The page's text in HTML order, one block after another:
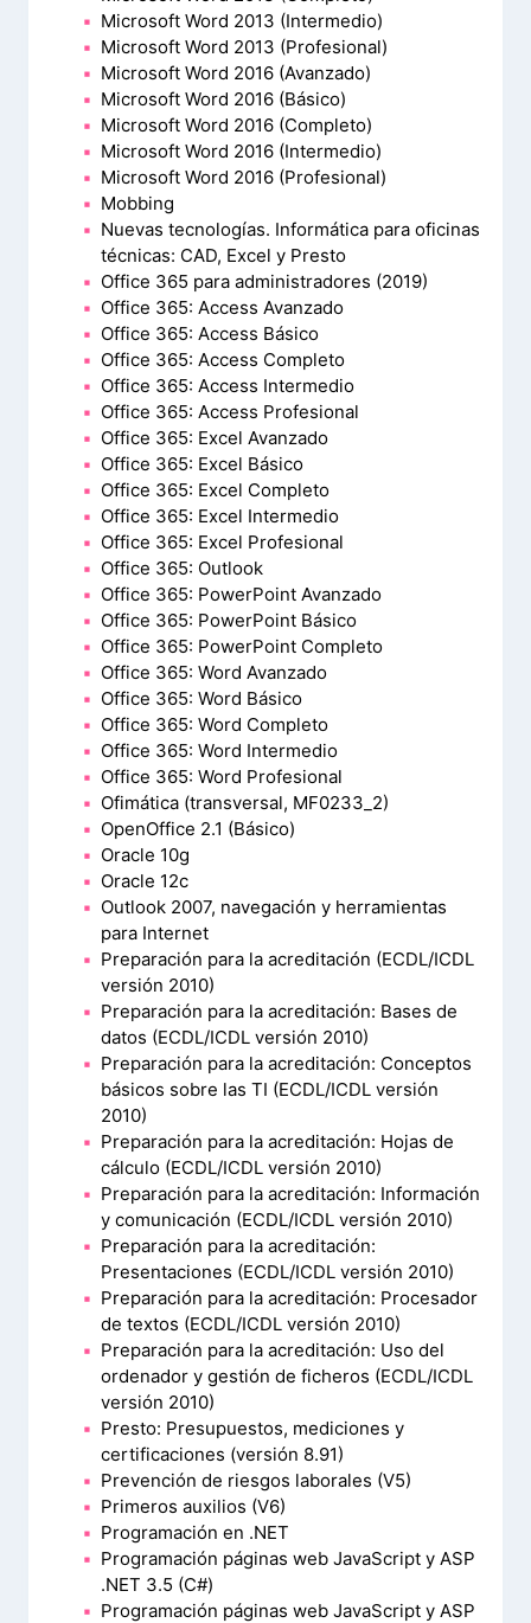
Microsoft Word 2013 (Intermedio)
Microsoft Word 2013 (Profesional)
Microsoft Word 2016 (Avanzado)
Microsoft Word 2016 (Básico)
Microsoft Word 2016 (Completo)
Microsoft Word 2016 (Intermedio)
Microsoft Word 2016 (Profesional)
Mobbing
Nuevas tecnologías. Informática para oficinas
técnicas: CAD, Excel y Presto
Office 365 para administradores (2019)
Office 365: Access Avanzado
Office 365: Access Básico
Office 365: Access Completo
Office 365: Access Intermedio
Office 365: Access Profesional
Office 365: Excel Avanzado
Office 365: Excel Básico
Office 365: Excel Completo
Office 365: Excel Intermedio
Office 365: Excel Profesional
Office 365: Outlook
Office 365: PowerPoint Avanzado
Office 365: PowerPoint Básico
Office 365: PowerPoint Completo
Office 365: Word Avanzado
Office 365: Word Básico
Office 365: Word Completo
Office 365: Word Intermedio
Office 365: Word Profesional
Ofimática (transversal, MF0233_2)
OpenOffice 2.1 (Básico)
Oracle 10g
Oracle 12c
Outlook 2007, navegación y herramientas
para Internet
Preparación para la acreditación (ECDL/ICDL
versión 2010)
Preparación para la acreditación: Bases de
datos (ECDL/ICDL versión 2010)
Preparación para la acreditación: Conceptos
básicos sobre las TI (ECDL/ICDL versión
2010)
Preparación para la acreditación: Hojas de
cálculo (ECDL/ICDL versión 2010)
Preparación para la acreditación: Información
y comunicación (ECDL/ICDL versión 2010)
Preparación para la acreditación:
Presentaciones (ECDL/ICDL versión 2010)
Preparación para la acreditación: Procesador
de textos (ECDL/ICDL versión 2010)
Preparación para la acreditación: Uso del
ordenador y gestión de ficheros (ECDL/ICDL
versión 2010)
Presto: Presupuestos, mediciones y
certificaciones (versión 8.91)
Prevención de riesgos laborales (V5)
Primeros auxilios (V6)
Programación en .NET
Programación páginas web JavaScript y ASP
.NET 3.5 (C#)
Programación páginas web JavaScript y ASP